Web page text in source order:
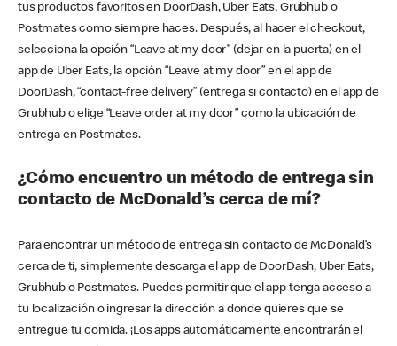
tus productos favoritos en DoorDash, Uber Eats, Grubhub o
Postmates como siempre haces. Después, al hacer el checkout,
selecciona la opción “Leave at my door” (dejar en la puerta) en el
app de Uber Eats, la opción “Leave at my door” en el app de
DoorDash, “contact-free delivery” (entrega si contacto) en el app de
Grubhub o elige “Leave order at my door” como la ubicación de
entrega en Postmates.
¿Cómo encuentro un método de entrega sin
contacto de McDonald’s cerca de mí?
Para encontrar un método de entrega sin contacto de McDonald’s
cerca de ti, simplemente descarga el app de DoorDash, Uber Eats,
Grubhub o Postmates. Puedes permitir que el app tenga acceso a
tu localización o ingresar la dirección a donde quieres que se
entregue tu comida. ¡Los apps automáticamente encontrarán el